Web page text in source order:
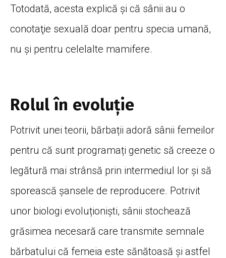
Totodată, acesta explică şi că sânii au o
conotaţie sexuală doar pentru specia umană,
nu şi pentru celelalte mamifere.
Rolul în evoluţie
Potrivit unei teorii, bărbații adoră sânii femeilor
pentru că sunt programați genetic să creeze o
legătură mai strânsă prin intermediul lor şi să
sporească şansele de reproducere. Potrivit
unor biologi evoluționiști, sânii stochează
grăsimea necesară care transmite semnale
bărbatului că femeia este sănătoasă şi astfel